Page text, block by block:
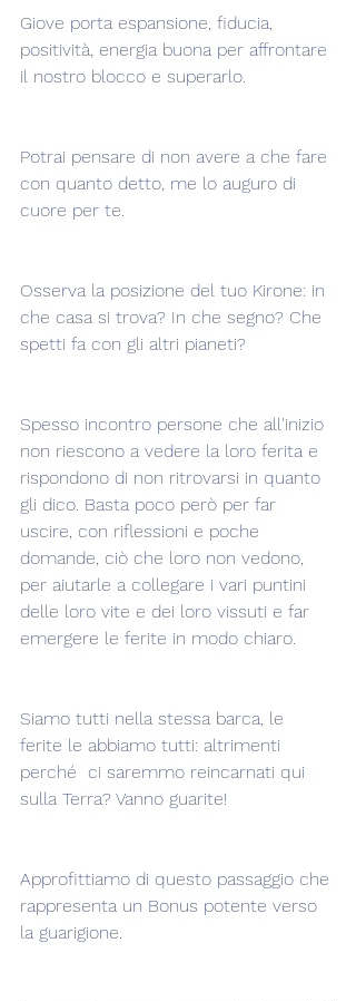
Giove porta espansione, fiducia,
positività, energia buona per affrontare
il nostro blocco e superarlo.
Potrai pensare di non avere a che fare
con quanto detto, me lo auguro di
cuore per te.
Osserva la posizione del tuo Kirone: in
che casa si trova? In che segno? Che
spetti fa con gli altri pianeti?
Spesso incontro persone che all'inizio
non riescono a vedere la loro ferita e
rispondono di non ritrovarsi in quanto
gli dico. Basta poco però per far
uscire, con riflessioni e poche
domande, ciò che loro non vedono,
per aiutarle a collegare i vari puntini
delle loro vite e dei loro vissuti e far
emergere le ferite in modo chiaro.
Siamo tutti nella stessa barca, le
ferite le abbiamo tutti: altrimenti
perché  ci saremmo reincarnati qui
sulla Terra? Vanno guarite!
Approfittiamo di questo passaggio che
rappresenta un Bonus potente verso
la guarigione.